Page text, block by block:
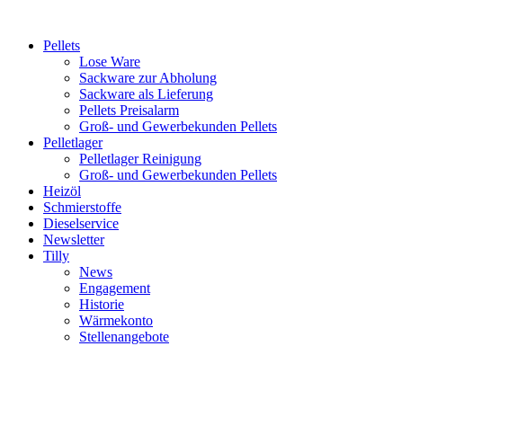
Pellets
Lose Ware
Sackware zur Abholung
Sackware als Lieferung
Pellets Preisalarm
Groß- und Gewerbekunden Pellets
Pelletlager
Pelletlager Reinigung
Groß- und Gewerbekunden Pellets
Heizöl
Schmierstoffe
Dieselservice
Newsletter
Tilly
News
Engagement
Historie
Wärmekonto
Stellenangebote